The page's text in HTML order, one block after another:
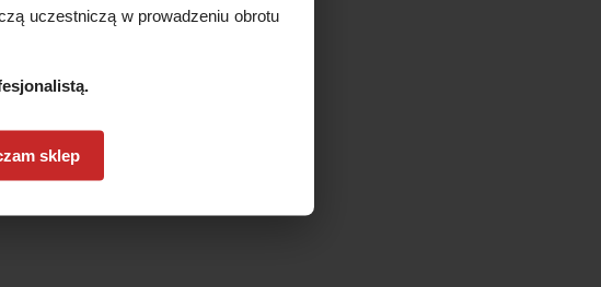
uczestniczą w prowadzeniu obrotu
sklep